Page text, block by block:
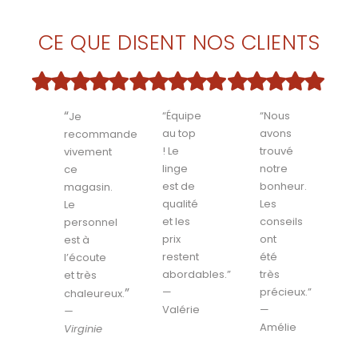
CE QUE DISENT NOS CLIENTS
“Je
recommande
vivement
ce
magasin.
Le
personnel
est à
l’écoute
et très
chaleureux.”
—
Virginie
“Équipe
au top
! Le
linge
est de
qualité
et les
prix
restent
abordables.”
—
Valérie
“Nous
avons
trouvé
notre
bonheur.
Les
conseils
ont
été
très
précieux.”
—
Amélie